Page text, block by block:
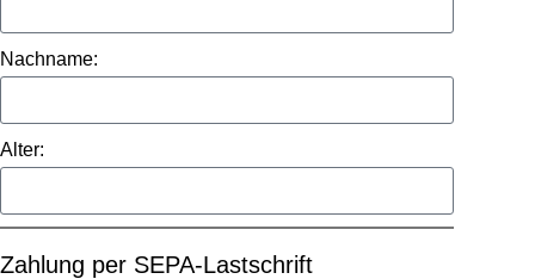
Nachname:
Alter:
Zahlung per SEPA-Lastschrift